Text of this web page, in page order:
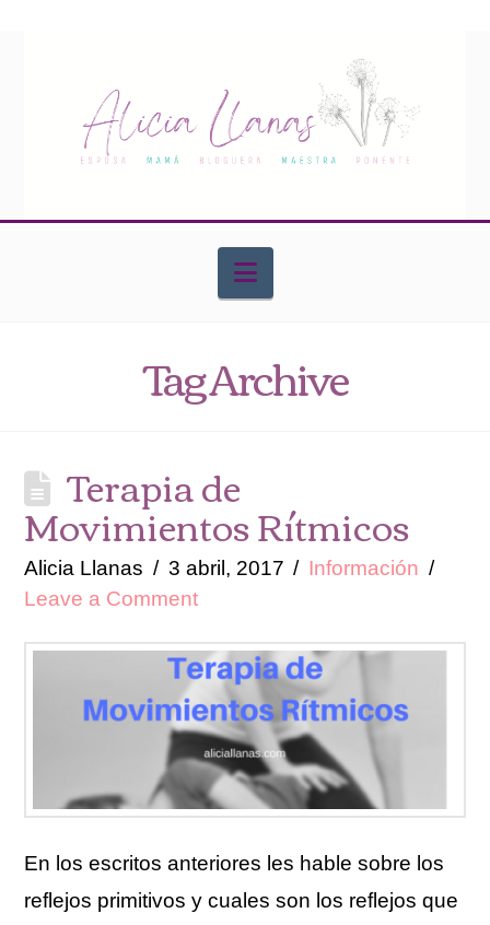
Navigation
Tag Archive
Terapia de
Movimientos Rítmicos
Alicia Llanas 3 abril, 2017
Información
Leave a Comment
En los escritos anteriores les hable sobre los
reflejos primitivos y cuales son los reflejos que